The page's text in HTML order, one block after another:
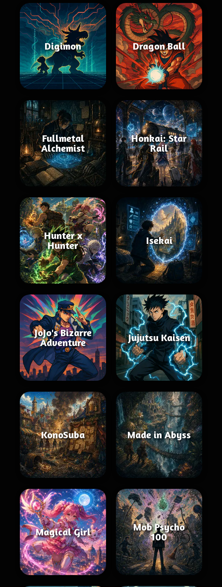
Digimon Dragon Ball
Fullmetal
Alchemist
Honkai: Star
Rail
Hunter x
Hunter
Isekai
JoJo's Bizarre
Adventure
Jujutsu Kaisen
KonoSuba Made in Abyss
Magical Girl
Mob Psycho
100